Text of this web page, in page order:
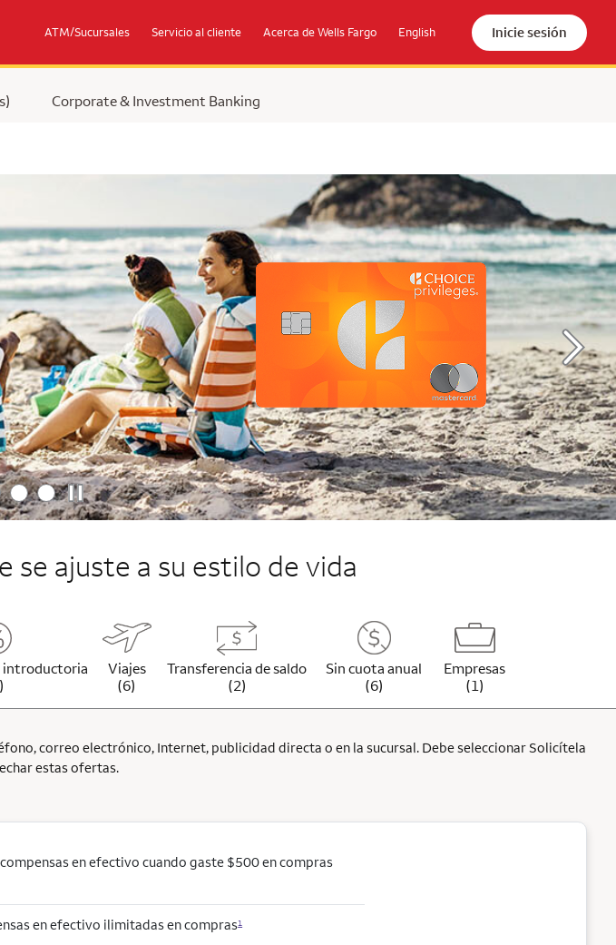
ATM/Sucursales Servicio al cliente Acerca de Wells Fargo English Inicie sesión
Corporate & Investment Banking
se ajuste a su estilo de vida
introductoria
Viajes
(6)
Transferencia de saldo
(2)
Sin cuota anual
(6)
Empresas
(1)
correo electrónico, Internet, publicidad directa o en la sucursal. Debe seleccionar Solicítela
estas ofertas.
en efectivo cuando gaste $500 en compras
en efectivo ilimitadas en compras1